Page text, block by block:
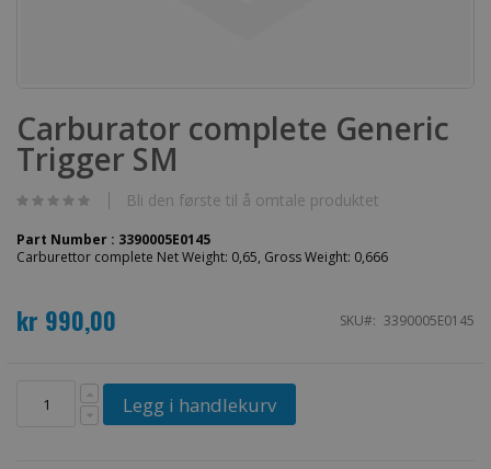
til
begynnelsen
av
bildegalleri
Carburator complete Generic
Trigger SM
Bli den første til å omtale produktet
Part Number : 3390005E0145
Carburettor complete Net Weight: 0,65, Gross Weight: 0,666
kr 990,00 SKU 3390005E0145
Legg i handlekurv